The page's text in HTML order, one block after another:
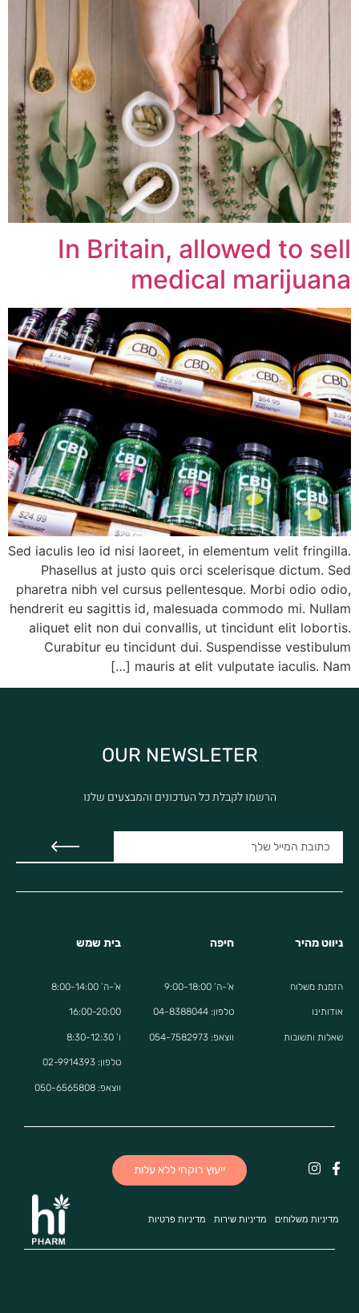
In Britain, allowed to sell
medical marijuana
Sed iaculis leo id nisi laoreet, in elementum velit fringilla.
Phasellus at justo quis orci scelerisque dictum. Sed
pharetra nibh vel cursus pellentesque. Morbi odio odio,
hendrerit eu sagittis id, malesuada commodo mi. Nullam
aliquet elit non dui convallis, ut tincidunt elit lobortis.
Curabitur eu tincidunt dui. Suspendisse vestibulum
mauris at elit vulputate iaculis. Nam […]
OUR NEWSLETER
הרשמו לקבלת כל העדכונים והמבצעים שלנו
ניווט מהיר
הזמנת משלוח
אודותינו
שאלות ותשובות
חיפה
א’-ה’ 9:00-18:00
טלפון: 04-8388044
ווצאפ:054-7582973
בית שמש
א’-ה’ 8:00-14:00
16:00-20:00
ו’ 8:30-12:30
טלפון: 02-9914393
ווצאפ:050-6565808
ייעוץ רוקחי ללא עלות
מדיניות משלוחים מדיניות שירות מדיניות פרטיות